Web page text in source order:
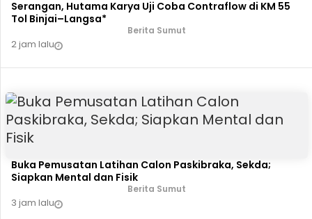
Serangan, Hutama Karya Uji Coba Contraflow di KM 55
Tol Binjai–Langsa*
Berita Sumut
2 jam lalu
Buka Pemusatan Latihan Calon Paskibraka, Sekda;
Siapkan Mental dan Fisik
Berita Sumut
3 jam lalu